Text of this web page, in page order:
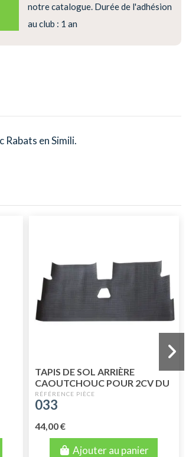
notre catalogue. Durée de l'adhésion
au club : 1 an
en Simili.
TAPIS DE SOL ARRIÈRE
CAOUTCHOUC POUR 2CV DU
02/1970 A 1990
033
44,00 €
Ajouter au panier